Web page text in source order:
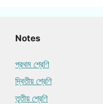
Notes
প্রথম শ্রেণি
দ্বিতীয় শ্রেণি
তৃতীয় শ্রেণি